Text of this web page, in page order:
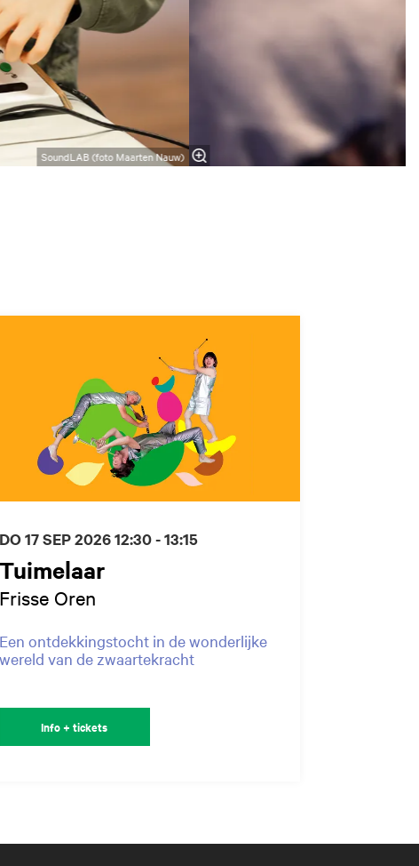
SoundLAB (foto Maarten Nauw)
Tuimelaar
Frisse Oren
Een ontdekkingstocht in de wonderlijke
wereld van de zwaartekracht
DO 17 SEP 202612:30 - 13:15
Info + tickets